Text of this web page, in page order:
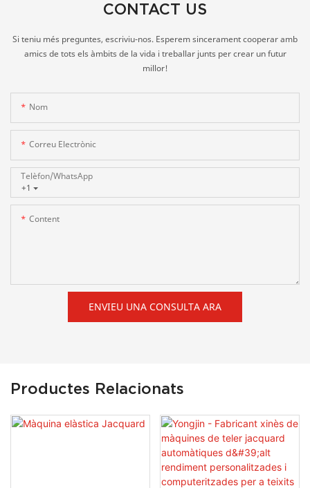
CONTACT US
Si teniu més preguntes, escriviu-nos. Esperem sincerament cooperar amb
amics de tots els àmbits de la vida i treballar junts per crear un futur
millor!
Nom
Correu Electrònic
+1
Telèfon/WhatsApp
Content
ENVIEU UNA CONSULTA ARA
Productes Relacionats